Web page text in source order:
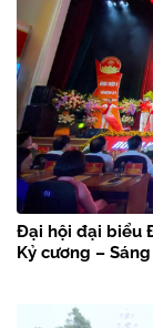
Đại hội đại biểu
Kỷ cương –